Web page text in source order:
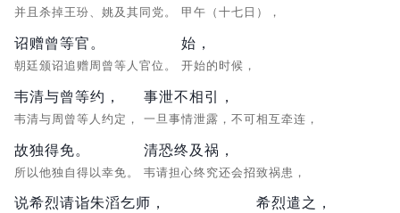
并且杀掉王玢、姚及其同党。 甲午（十七日），
诏赠曾等官。
朝廷颁诏追赠周曾等人官位。
始，
开始的时候，
韦清与曾等约，
韦清与周曾等人约定，
事泄不相引，
一旦事情泄露，不可相互牵连，
故独得免。
所以他独自得以幸免。
清恐终及祸，
韦请担心终究还会招致祸患，
说希烈请诣朱滔乞师， 希烈遣之，